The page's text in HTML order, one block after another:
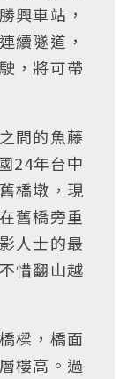
興車站，
續隧道，
，將可帶
間的魚藤
24年台中
橋墩，現
舊橋旁重
人士的最
惜翻山越
樑，橋面
樓高。過